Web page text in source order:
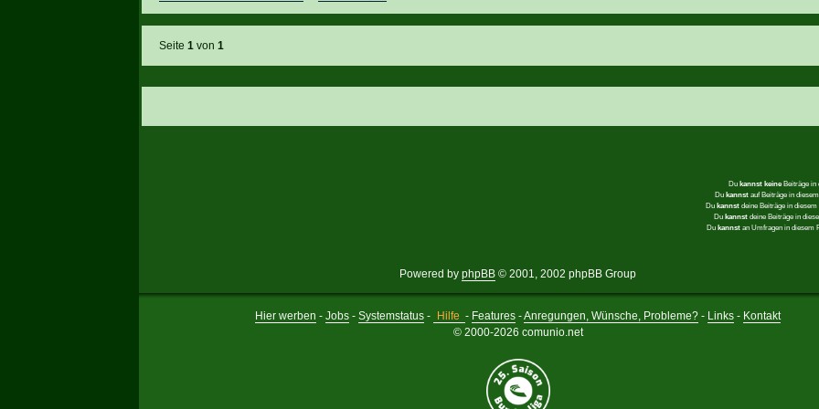
Seite 1von 1
Du kannst keineBeiträge in
Du kannstauf Beiträge in
Du kannstdeine Beiträge in diesem
Du kannstdeine Beiträge in
Du kannstan Umfragen in diesem
Powered by phpBB © 2001, 2002 phpBB Group
Hier werben - Jobs- Systemstatus- Hilfe - Features -Anregungen, Wünsche, Probleme? - Links - Kontakt
© 2000-2026 comunio.net